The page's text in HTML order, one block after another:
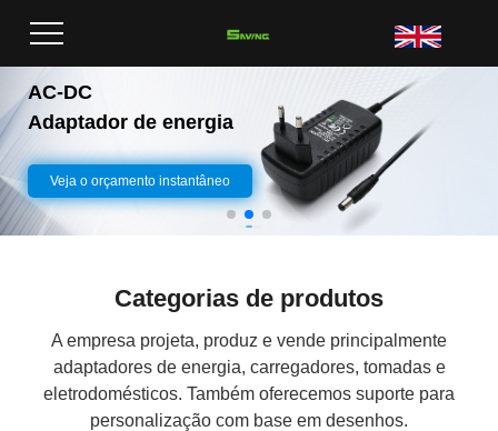
AC-DC
Adaptador de energia
Veja o orçamento instantâneo
Categorias de produtos
A empresa projeta, produz e vende principalmente
adaptadores de energia, carregadores, tomadas e
eletrodomésticos. Também oferecemos suporte para
personalização com base em desenhos.